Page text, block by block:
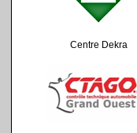
Centre Dekra